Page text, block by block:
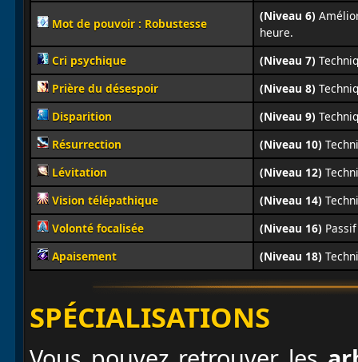
Mot de pouvoir : Robustesse
(Niveau 6)
heure.
Cri psychique
(Niveau 7)
Prière du désespoir
(Niveau 8)
Disparition
(Niveau 9)
Résurrection
(Niveau 10)
Lévitation
(Niveau 12)
Vision télépathique
(Niveau 14)
Volonté focalisée
(Niveau 16)
Apaisement
(Niveau 18)
SPÉCIALISATIONS